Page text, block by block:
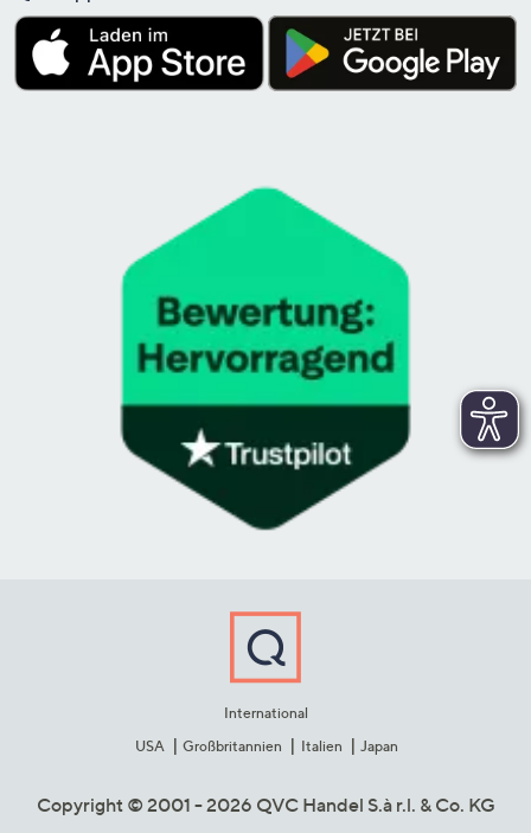
International
USA
Großbritannien Italien Japan
Copyright © 2001 - 2026 QVC Handel S.à r.l. & Co. KG